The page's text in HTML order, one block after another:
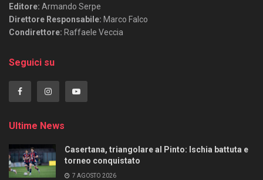
Editore: Armando Serpe
Direttore Responsabile: Marco Falco
Condirettore: Raffaele Veccia
Seguici su
Ultime News
Casertana, triangolare al Pinto: Ischia battuta e
torneo conquistato
7 AGOSTO 2026